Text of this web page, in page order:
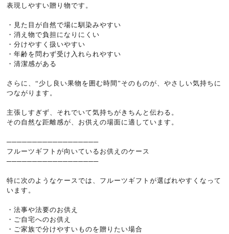
表現しやすい贈り物です。
・見た目が自然で場に馴染みやすい
・消え物で負担になりにくい
・分けやすく扱いやすい
・年齢を問わず受け入れられやすい
・清潔感がある
さらに、“少し良い果物を囲む時間”そのものが、やさしい気持ちに
つながります。
主張しすぎず、それでいて気持ちがきちんと伝わる。
その自然な距離感が、お供えの場面に適しています。
──────────────────
フルーツギフトが向いているお供えのケース
──────────────────
特に次のようなケースでは、フルーツギフトが選ばれやすくなって
います。
・法事や法要のお供え
・ご自宅へのお供え
・ご家族で分けやすいものを贈りたい場合